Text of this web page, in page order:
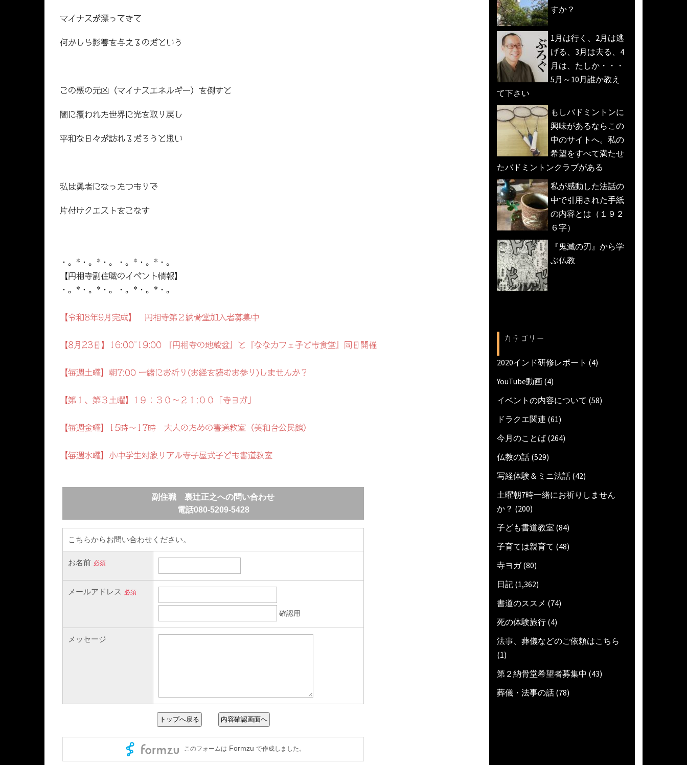
マイナスが漂ってきて
何かしら影響を与えるのだという
この悪の元凶（マイナスエネルギー）を倒すと
闇に覆われた世界に光を取り戻し
平和な日々が訪れるだろうと思い
私は勇者になったつもりで
片付けクエストをこなす
・。*・。*・。・。*・。*・。
【円相寺副住職のイベント情報】
・。*・。*・。・。*・。*・。
【令和8年9月完成】 円相寺第２納骨堂加入者募集中
【8月23日】16:00~19:00 『円相寺の地蔵盆』と『ななカフェ子ども食堂』同日開催
【毎週土曜】朝7:00 一緒にお祈り(お経を読むお参り)しませんか？
【第１、第３土曜】1９：３０～２１:００「寺ヨガ」
【毎週金曜】15時～17時 大人のための書道教室（美和台公民館）
【毎週水曜】小中学生対象リアル寺子屋式子ども書道教室
すか？
1月は行く、2月は逃
げる、3月は去る、4
月は、たしか・・・
5月～10月誰か教え
て下さい
もしバドミントンに
興味があるならこの
中のサイトへ。私の
希望をすべて満たせ
たバドミントンクラブがある
私が感動した法話の
中で引用された手紙
の内容とは（１９２
６字）
『鬼滅の刃』から学
ぶ仏教
カテゴリー
2020インド研修レポート (4)
YouTube動画 (4)
イベントの内容について (58)
ドラクエ関連 (61)
今月のことば (264)
仏教の話 (529)
写経体験＆ミニ法話 (42)
土曜朝7時一緒にお祈りしません
か？ (200)
子ども書道教室 (84)
子育ては親育て (48)
寺ヨガ(80)
日記 (1,362)
書道のススメ (74)
死の体験旅行 (4)
法事、葬儀などのご依頼はこちら
(1)
第２納骨堂希望者募集中 (43)
葬儀・法事の話 (78)